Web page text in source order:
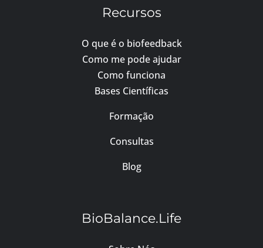
Recursos
O que é o biofeedback
Como me pode ajudar
Como funciona
Bases Científicas
Formação
Consultas
Blog
BioBalance.Life